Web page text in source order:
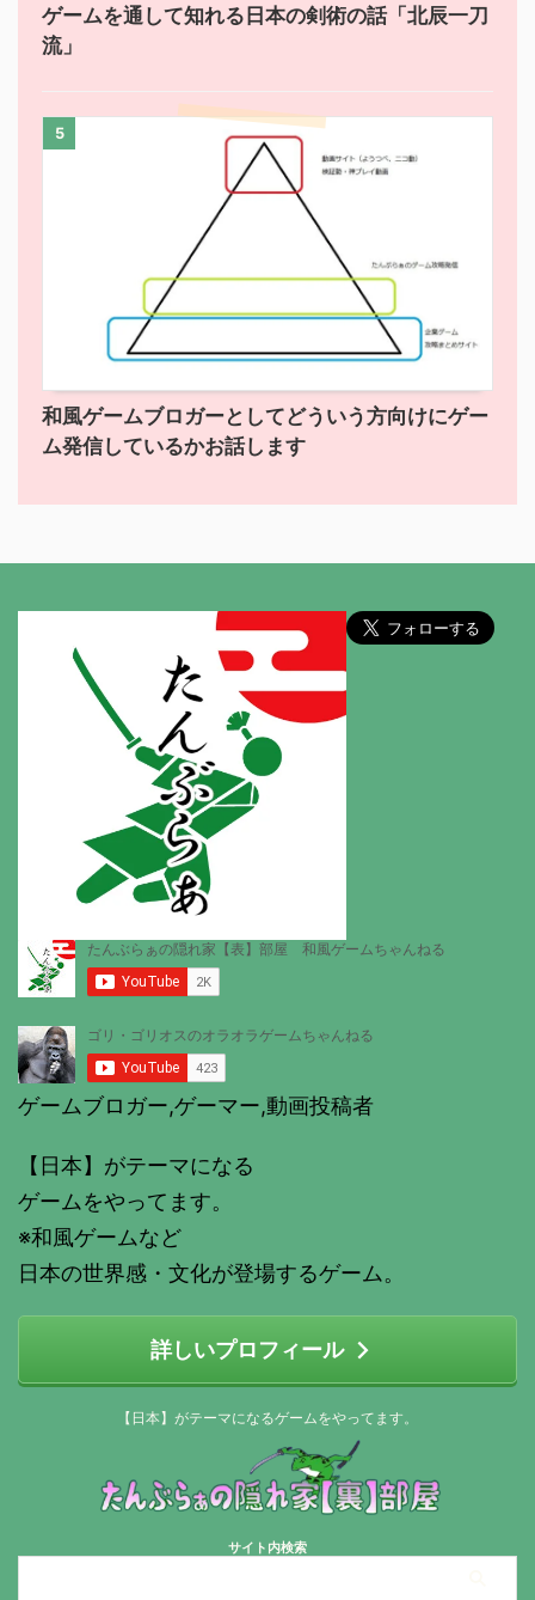
ゲームを通して知れる日本の剣術の話「北辰一刀
流」
5
和風ゲームブロガーとしてどういう方向けにゲー
ム発信しているかお話します
ゲームブロガー,ゲーマー,動画投稿者
【日本】がテーマになる
ゲームをやってます。
※和風ゲームなど
日本の世界感・文化が登場するゲーム。
詳しいプロフィール
【日本】がテーマになるゲームをやってます。
サイト内検索